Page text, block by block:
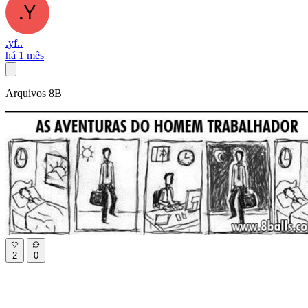
.yf..
há 1 mês
Arquivos 8B
2 0